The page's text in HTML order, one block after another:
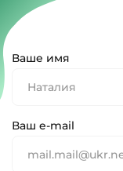
Ваше имя
Ваш e-mail